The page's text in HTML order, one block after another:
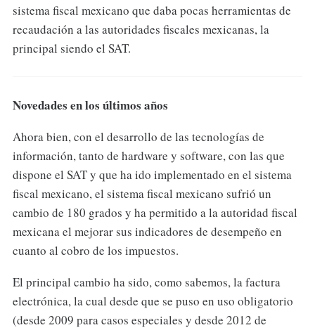
sistema fiscal mexicano que daba pocas herramientas de
recaudación a las autoridades fiscales mexicanas, la
principal siendo el SAT.
Novedades en los últimos años
Ahora bien, con el desarrollo de las tecnologías de
información, tanto de hardware y software, con las que
dispone el SAT y que ha ido implementado en el sistema
fiscal mexicano, el sistema fiscal mexicano sufrió un
cambio de 180 grados y ha permitido a la autoridad fiscal
mexicana el mejorar sus indicadores de desempeño en
cuanto al cobro de los impuestos.
El principal cambio ha sido, como sabemos, la factura
electrónica, la cual desde que se puso en uso obligatorio
(desde 2009 para casos especiales y desde 2012 de